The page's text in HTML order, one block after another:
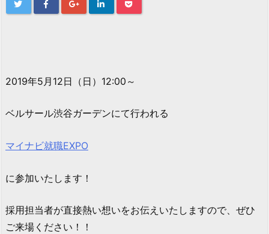
2019年5月12日（日）12:00～
ベルサール渋谷ガーデンにて行われる
マイナビ就職EXPO
に参加いたします！
採用担当者が直接熱い想いをお伝えいたしますので、ぜひ
ご来場ください！！